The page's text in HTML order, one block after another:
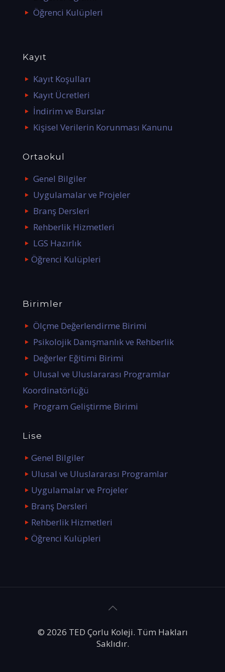
Öğrenci Kulüpleri
Kayıt
Kayıt Koşulları
Kayıt Ücretleri
İndirim ve Burslar
Kişisel Verilerin Korunması Kanunu
Ortaokul
Genel Bilgiler
Uygulamalar ve Projeler
Branş Dersleri
Rehberlik Hizmetleri
LGS Hazırlık
Öğrenci Kulüpleri
Birimler
Ölçme Değerlendirme Birimi
Psikolojik Danışmanlık ve Rehberlik
Değerler Eğitimi Birimi
Ulusal ve Uluslararası Programlar
Koordinatörlüğü
Program Geliştirme Birimi
Lise
Genel Bilgiler
Ulusal ve Uluslararası Programlar
Uygulamalar ve Projeler
Branş Dersleri
Rehberlik Hizmetleri
Öğrenci Kulüpleri
© 2026 TED Çorlu Koleji. Tüm Hakları
Saklıdır.